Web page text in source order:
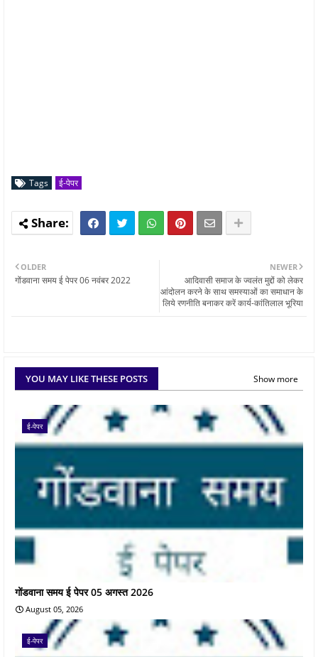
Tags ई-पेपर
NEWER
आदिवासी समाज के ज्वलंत मुद्दों को लेकर
आंदोलन करने के साथ समस्याओं का समाधान के
लिये रणनीति बनाकर करें कार्य-कांतिलाल भूरिया
OLDER
गोंडवाना समय ई पेपर 06 नवंबर 2022
YOU MAY LIKE THESE POSTS Show more
ई-पेपर
गोंडवाना समय ई पेपर 05 अगस्त 2026
August 05, 2026
ई-पेपर